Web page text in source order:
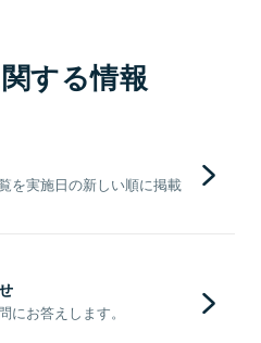
する情報
を実施日の新しい順に掲載
お答えします。